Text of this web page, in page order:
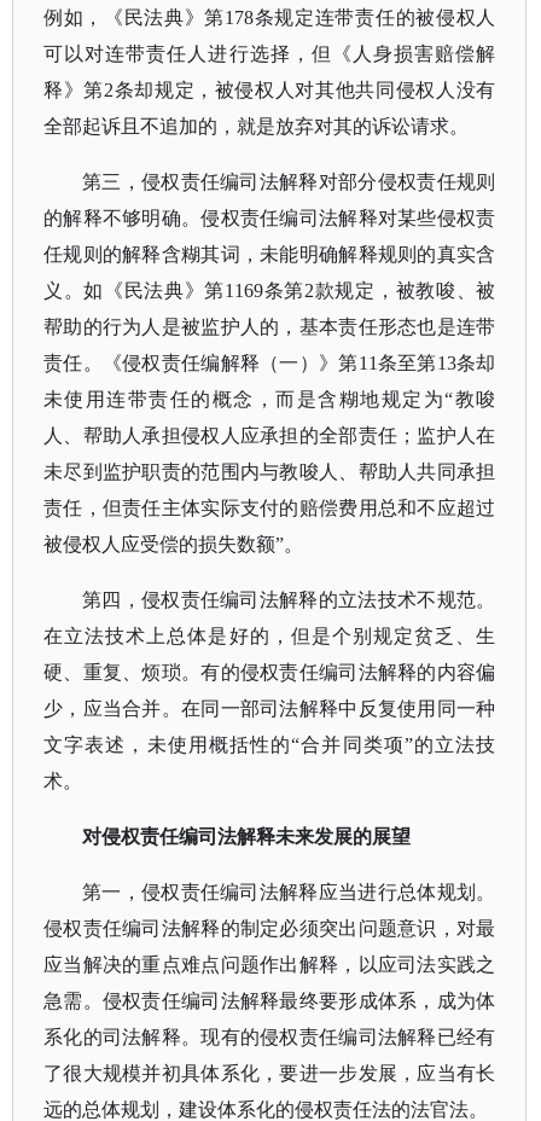
例如，《民法典》第178条规定连带责任的被侵权人
可以对连带责任人进行选择，但《人身损害赔偿解
释》第2条却规定，被侵权人对其他共同侵权人没有
全部起诉且不追加的，就是放弃对其的诉讼请求。
第三，侵权责任编司法解释对部分侵权责任规则
的解释不够明确。侵权责任编司法解释对某些侵权责
任规则的解释含糊其词，未能明确解释规则的真实含
义。如《民法典》第1169条第2款规定，被教唆、被
帮助的行为人是被监护人的，基本责任形态也是连带
责任。《侵权责任编解释（一）》第11条至第13条却
未使用连带责任的概念，而是含糊地规定为“教唆
人、帮助人承担侵权人应承担的全部责任；监护人在
未尽到监护职责的范围内与教唆人、帮助人共同承担
责任，但责任主体实际支付的赔偿费用总和不应超过
被侵权人应受偿的损失数额”。
第四，侵权责任编司法解释的立法技术不规范。
在立法技术上总体是好的，但是个别规定贫乏、生
硬、重复、烦琐。有的侵权责任编司法解释的内容偏
少，应当合并。在同一部司法解释中反复使用同一种
文字表述，未使用概括性的“合并同类项”的立法技
术。
对侵权责任编司法解释未来发展的展望
第一，侵权责任编司法解释应当进行总体规划。
侵权责任编司法解释的制定必须突出问题意识，对最
应当解决的重点难点问题作出解释，以应司法实践之
急需。侵权责任编司法解释最终要形成体系，成为体
系化的司法解释。现有的侵权责任编司法解释已经有
了很大规模并初具体系化，要进一步发展，应当有长
远的总体规划，建设体系化的侵权责任法的法官法。